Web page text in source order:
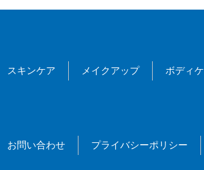
スキンケア メイクアップ ボディ
お問い合わせ プライバシーポリシー